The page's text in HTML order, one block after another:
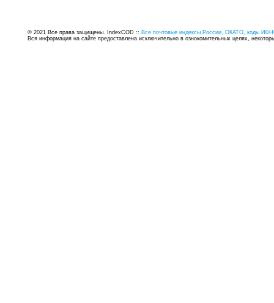
© 2021 Все права защищены. IndexCOD :: Все почтовые индексы России, ОКАТО, коды
Вся информация на сайте предоставлена исключительно в ознокомительных целях,